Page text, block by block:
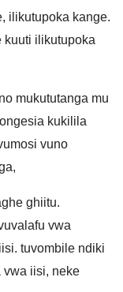
ilikutupoka kange.
kuuti ilikutupoka
mukututanga mu
kukilila
vuno
ghiitu.
vwa
tuvombile ndiki
vwa iisi, neke